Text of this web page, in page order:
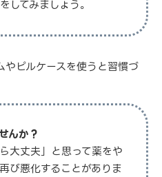
してみましょう。
やピルケースを使うと習慣づ
んか？
大丈夫」と思って薬をや
び悪化することがありま